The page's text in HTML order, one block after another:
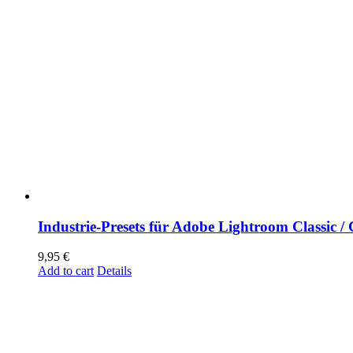
Industrie-Presets für Adobe Lightroom Classic /
9,95 €
Add to cart Details